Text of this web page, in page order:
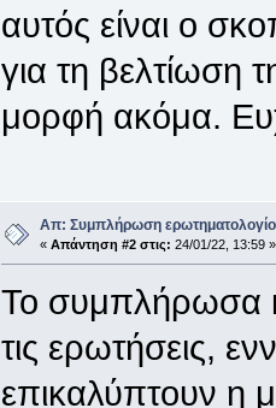
αυτός είναι ο
για τη βελτίωση
μορφή ακόμα.
Απ: Συμπλήρωση
« Απάντηση #2 στις: 24/01/22, 13:59 »
Το συμπλήρωσα
τις ερωτήσεις,
επικαλύπτουν η